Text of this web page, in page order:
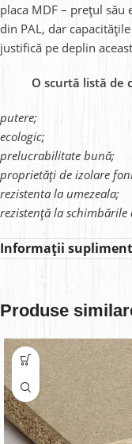
placa MDF – prețul
din PAL, dar
justifică pe deplin
O scurtă listă de
putere;
ecologic;
prelucrabilitate bună;
proprietăți de izolare
rezistenta la umezeala;
rezistență la schimbările
Informații
Produse